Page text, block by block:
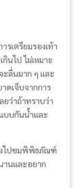
รเตรียมรองเท้า
นไป ไม่เหมาะ
ะลื่นมาก ๆ และ
ดเจ็บจากการ
ยว่าถ้าทราบว่า
บบกันน้ำและ
งไปชมพิพิธภัณฑ์
านและอยาก